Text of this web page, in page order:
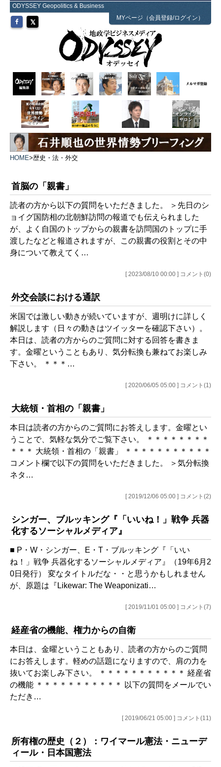
ODYSSEY Geopolitics & Business
MYページ（会員登録/ログイン）
HOME>歴史・法・外交
首脳の「親書」
読者の方から以下の質問をいただきました。 ＞先日のシ
ョイグ国防相の北朝鮮訪問の報道でも伝えられました
が、よく自国のトップからの親書を訪問国のトップに手
渡したなどと報道されますが、この親書の役割とその中
身について教えてく…
[ 2023/08/10 00:00 ] コメント(0)
外交会談における通訳
米国では激しい動きが続いていますが、週明けに詳しく
解説します（日々の動きはツイッターを確認下さい）。
本日は、読者の方からのご質問に対する回答を書きま
す。金曜ということもあり、気分転換も兼ねてお楽しみ
下さい。 ＊＊＊…
[ 2020/06/05 05:00 ] コメント(1)
大統領・首相の「親書」
本日は読者の方からのご質問にお答えします。金曜とい
うことで、気軽な気分でご覧下さい。 ＊＊＊＊＊＊＊＊
＊＊＊ 大統領・首相の「親書」 ＊＊＊＊＊＊＊＊＊＊＊
コメント欄で以下の質問をいただきました。 ＞気分転換
ネタ…
[ 2019/12/06 05:00 ] コメント(2)
シンガー、ブルッキング『「いいね！」戦争 兵器
化するソーシャルメディア』
■ P・W・シンガー、E・T・ブルッキング『「いい
ね！」戦争 兵器化するソーシャルメディア』（19年6月2
0日発行） 変なタイトルだな・・と思うかもしれません
が、原題は『Likewar: The Weaponizati…
[ 2019/11/01 05:00 ] コメント(7)
経産省の機能、権力からの自衛
本日は、金曜ということもあり、読者の方からのご質問
にお答えします。軽めの話題になりますので、肩の力を
抜いてお楽しみ下さい。 ＊＊＊＊＊＊＊＊＊＊＊ 経産省
の機能 ＊＊＊＊＊＊＊＊＊＊＊ 以下の質問をメールでい
ただき…
[ 2019/06/21 05:00 ] コメント(11)
所有権の歴史（２）：ワイマール憲法・ニューデ
ィール・日本国憲法